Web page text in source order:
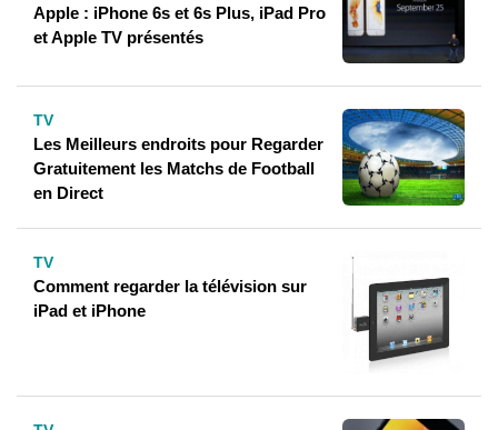
Apple : iPhone 6s et 6s Plus, iPad Pro
et Apple TV présentés
TV
Les Meilleurs endroits pour Regarder
Gratuitement les Matchs de Football
en Direct
TV
Comment regarder la télévision sur
iPad et iPhone